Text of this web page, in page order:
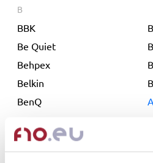
B
BBK
Be Quiet
Behpex
Belkin
BenQ
C
Canon